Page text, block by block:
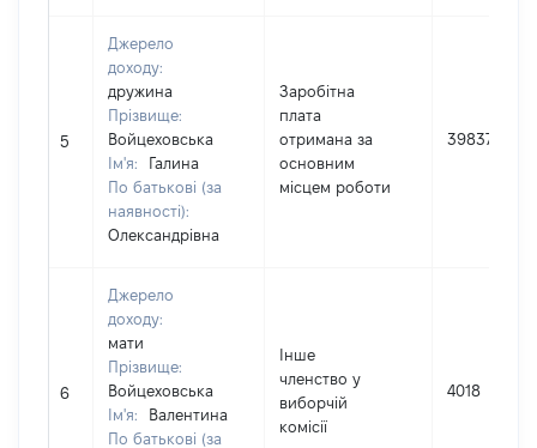
5
Джерело
доходу:
дружина
Прізвище:
Войцеховська
Ім'я:
Галина
По батькові (за
наявності):
Олександрівна
Заробітна
плата
отримана за
основним
місцем роботи
39837
6
Джерело
доходу:
мати
Прізвище:
Войцеховська
Ім'я:
Валентина
По батькові (за
Інше
членство у
виборчій
комісії
4018